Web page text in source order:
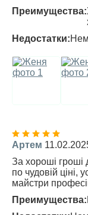
Преимущества:
Недостатки:
Артем
За хороші гроші
по чудовій ціні,
майстри
Преимущества: